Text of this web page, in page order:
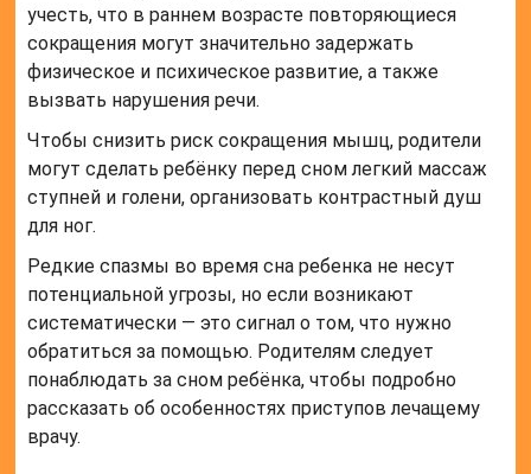
учесть, что в раннем возрасте повторяющиеся
сокращения могут значительно задержать
физическое и психическое развитие, а также
вызвать нарушения речи.
Чтобы снизить риск сокращения мышц, родители
могут сделать ребёнку перед сном легкий массаж
ступней и голени, организовать контрастный душ
для ног.
Редкие спазмы во время сна ребенка не несут
потенциальной угрозы, но если возникают
систематически — это сигнал о том, что нужно
обратиться за помощью. Родителям следует
понаблюдать за сном ребёнка, чтобы подробно
рассказать об особенностях приступов лечащему
врачу.